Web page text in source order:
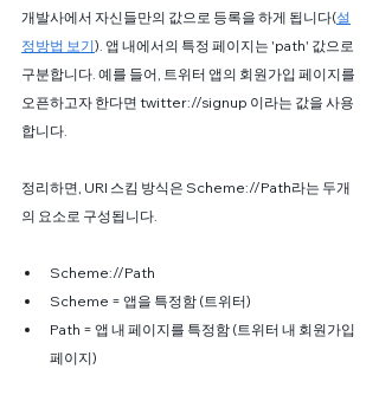
개발사에서 자신들만의 값으로 등록을 하게 됩니다(설
정방법 보기). 앱 내에서의 특정 페이지는 'path' 값으로
구분합니다. 예를 들어, 트위터 앱의 회원가입 페이지를
오픈하고자 한다면 twitter://signup 이라는 값을 사용
합니다.
정리하면, URI 스킴 방식은 Scheme://Path라는 두개
의 요소로 구성됩니다.
Scheme://Path
Scheme = 앱을 특정함 (트위터)
Path = 앱 내 페이지를 특정함 (트위터 내 회원가입
페이지)